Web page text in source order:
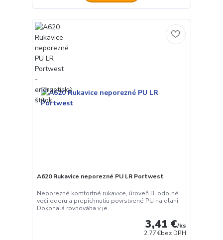
A620 Rukavice neporezné PU LR Portwest
Neporezné komfortné rukavice, úroveň B, odolné
voči oderu a prepichnutiu povrstvené PU na dlani.
Dokonalá rovnováha v je...
3,41 €/ks
2,77 €bez DPH